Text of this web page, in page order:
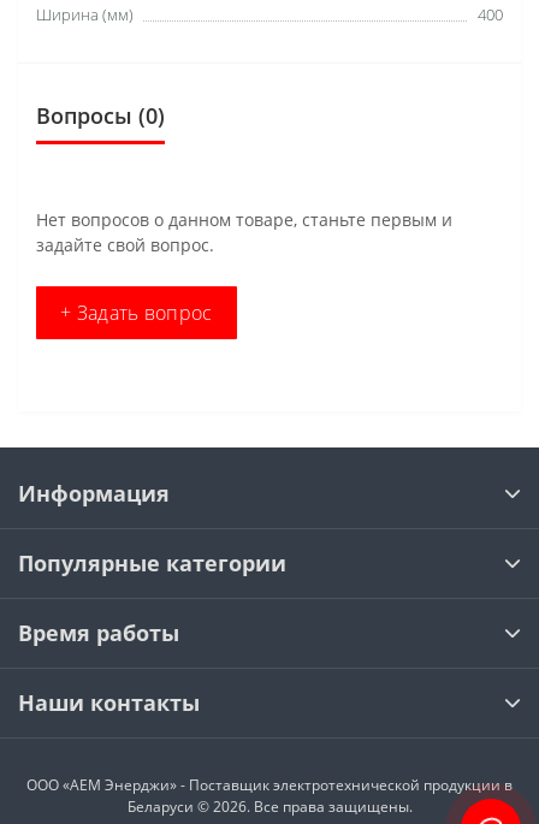
Ширина (мм)
400
Вопросы (0)
Нет вопросов о данном товаре, станьте первым и
задайте свой вопрос.
+ Задать вопрос
Информация
Популярные категории
Время работы
Наши контакты
ООО «АЕМ Энерджи» - Поставщик электротехнической продукции в
Беларуси © 2026. Все права защищены.